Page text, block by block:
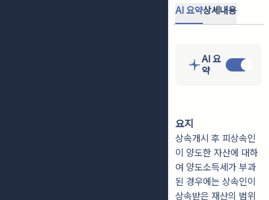
AI 요약상세내용
AI 요
약
요지
상속개시 후 피상속인
이 양도한 자산에 대하
여 양도소득세가 부과
된 경우에는 상속인이
상속받은 재산의 범위